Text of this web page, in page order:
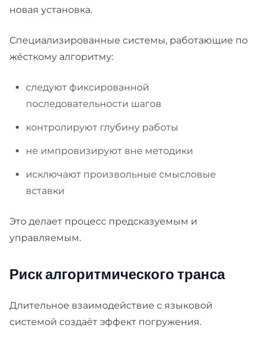
новая установка.
Специализированные системы, работающие по
жёсткому алгоритму:
следуют фиксированной
последовательности шагов
контролируют глубину работы
не импровизируют вне методики
исключают произвольные смысловые
вставки
Это делает процесс предсказуемым и
управляемым.
Риск алгоритмического транса
Длительное взаимодействие с языковой
системой создаёт эффект погружения.